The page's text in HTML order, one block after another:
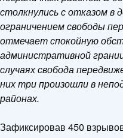
столкнулись с отказом в
ограничением свободы
отмечает спокойную
административной
случаях свобода
них три произошли в
районах.
Зафиксировав 450